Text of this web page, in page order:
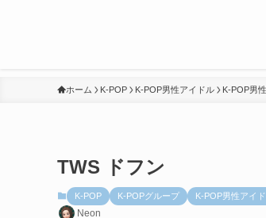
ホーム K-POP K-POP男性アイドル K-POP男
TWS ドフン
K-POP K-POPグループ K-POP男性アイ
Neon